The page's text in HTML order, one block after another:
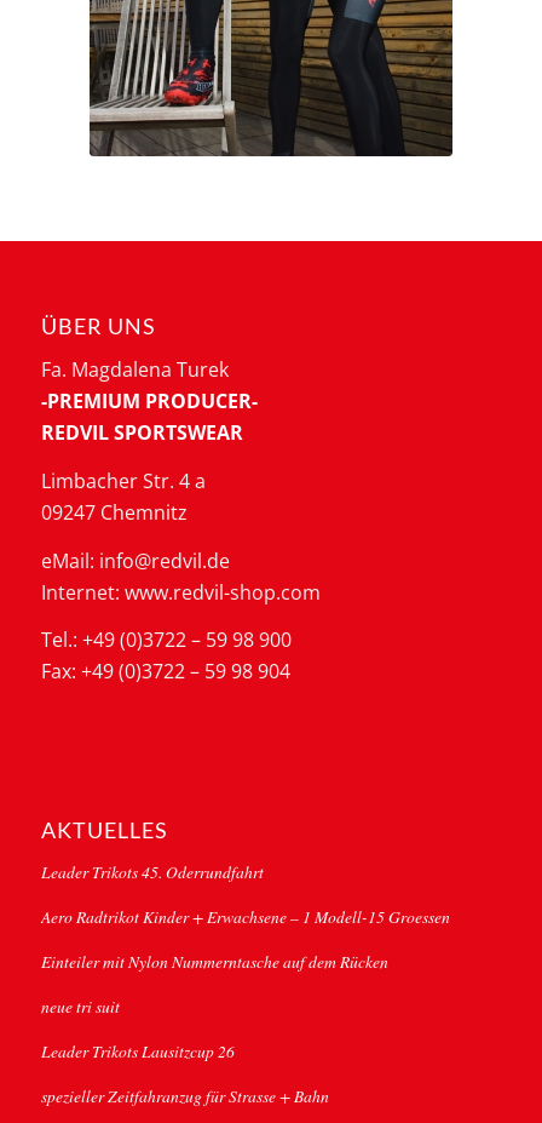
ÜBER UNS
Fa. Magdalena Turek
-PREMIUM PRODUCER-
REDVIL SPORTSWEAR
Limbacher Str. 4 a
09247 Chemnitz
eMail: info@redvil.de
Internet: www.redvil-shop.com
Tel.: +49 (0)3722 – 59 98 900
Fax: +49 (0)3722 – 59 98 904
AKTUELLES
Leader Trikots 45. Oderrundfahrt
Aero Radtrikot Kinder + Erwachsene – 1 Modell-15 Groessen
Einteiler mit Nylon Nummerntasche auf dem Rücken
neue tri suit
Leader Trikots Lausitzcup 26
spezieller Zeitfahranzug für Strasse + Bahn